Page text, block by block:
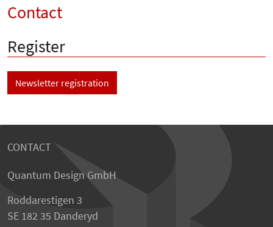
Contact
Register
Newsletter registration
CONTACT
Quantum Design GmbH
Roddarestigen 3
SE 182 35 Danderyd